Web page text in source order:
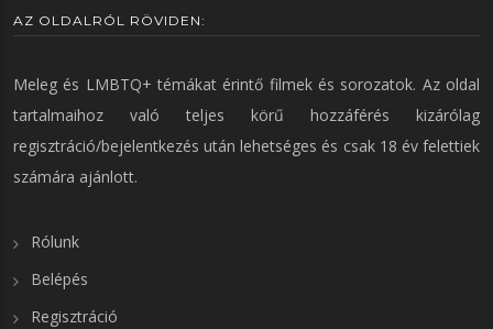
AZ OLDALRÓL RÖVIDEN:
Meleg és LMBTQ+ témákat érintő filmek és sorozatok. Az oldal
tartalmaihoz való teljes körű hozzáférés kizárólag
regisztráció/bejelentkezés után lehetséges és csak 18 év felettiek
számára ajánlott.
Rólunk
Belépés
Regisztráció